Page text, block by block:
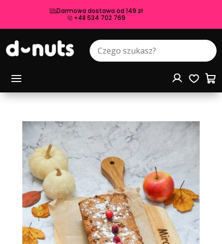
Darmowa dostawa od 149 zł
+48 534 702 769